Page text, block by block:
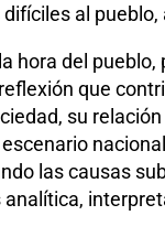
al
hora del
que
su
las causas